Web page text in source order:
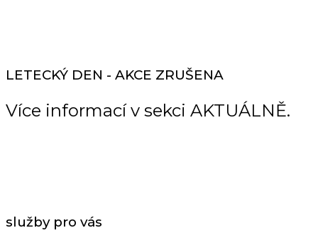
LETECKÝ DEN - AKCE ZRUŠENA
Více informací v sekci AKTUÁLNĚ.
služby pro vás